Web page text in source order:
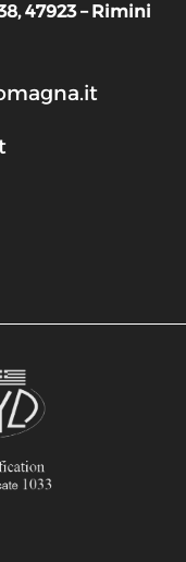
47923 – Rimini